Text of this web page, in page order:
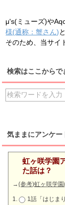
μ's(ミューズ)や
様(通称：蟹さん)と
そのため、当サイ
検索はここからで
気ままにアンケー
虹ヶ咲学園
た話は？
→(参考)虹ヶ咲学
1話「はじま